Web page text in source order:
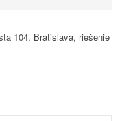
104, Bratislava, riešenie